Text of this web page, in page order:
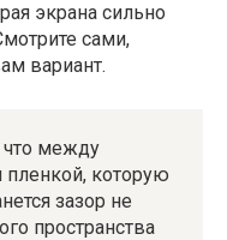
экрана сильно
сами,
вариант.
что между
которую
зазор не
пространства